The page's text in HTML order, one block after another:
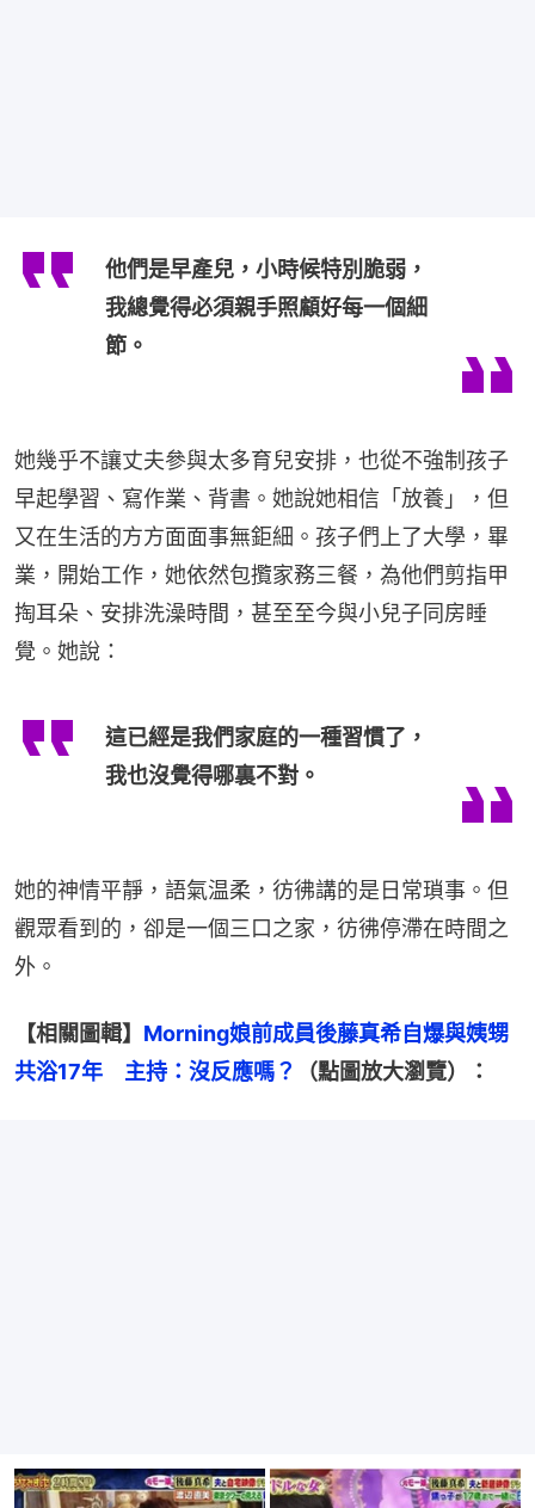
他們是早產兒，小時候特別脆弱，
我總覺得必須親手照顧好每一個細
節。
她幾乎不讓丈夫參與太多育兒安排，也從不強制孩子
早起學習、寫作業、背書。她說她相信「放養」，但
又在生活的方方面面事無鉅細。孩子們上了大學，畢
業，開始工作，她依然包攬家務三餐，為他們剪指甲
掏耳朵、安排洗澡時間，甚至至今與小兒子同房睡
覺。她說：
這已經是我們家庭的一種習慣了，
我也沒覺得哪裏不對。
她的神情平靜，語氣温柔，彷彿講的是日常瑣事。但
觀眾看到的，卻是一個三口之家，彷彿停滯在時間之
外。
【相關圖輯】 Morning娘前成員後藤真希自爆與姨甥
共浴17年　主持：沒反應嗎？
（點圖放大瀏覽）：